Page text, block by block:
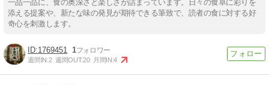
一品一品に、食の奥深さと楽しさが詰まっています。日々の食卓に彩りを
添える提案や、新たな味の発見が期待できる筆致で、読者の食に対する好
奇心を刺激します。
1769451 1
週間IN:2 週間OUT:20 月間IN:4